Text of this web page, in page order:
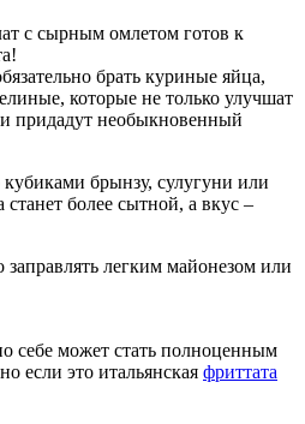
с сырным омлетом готов к
брать куриные яйца,
которые не только улучшат
придадут необыкновенный
брынзу, сулугуни или
более сытной, а вкус –
легким майонезом или
себе может стать полноценным
если это итальянская фриттата